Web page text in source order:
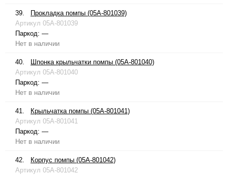
39.
Прокладка помпы (05A-801039)
Артикул 05A-801039
Паркод: —
Нет в наличии
40.
Шпонка крыльчатки помпы (05A-801040)
Артикул 05A-801040
Паркод: —
Нет в наличии
41.
Крыльчатка помпы (05A-801041)
Артикул 05A-801041
Паркод: —
Нет в наличии
42.
Корпус помпы (05A-801042)
Артикул 05A-801042